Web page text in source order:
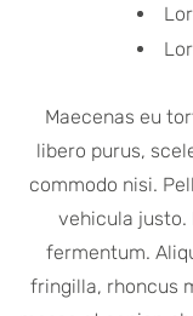
Maecenas eu
libero purus,
commodo nisi.
vehicula justo.
fermentum.
fringilla, rhoncus